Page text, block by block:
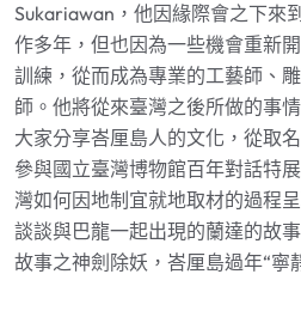
Sukariawan ，他因緣際會之下來
作多年，但也因為一些機會重新
訓練，從而成為專業的工藝師、
師。他將從來臺灣之後所做的事
大家分享峇厘島人的文化，從取
參與國立臺灣博物館百年對話特
灣如何因地制宜就地取材的過程
談談與巴龍一起出現的蘭達的故事
故事之神劍除妖，峇厘島過年“寧